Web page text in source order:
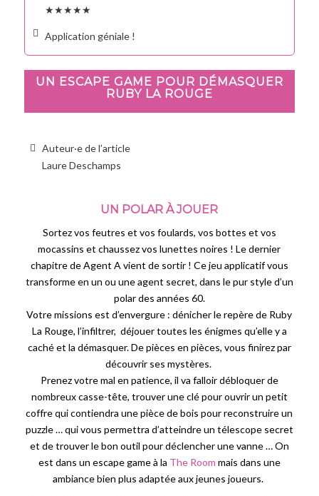
★★★★★
Application géniale !
UN ESCAPE GAME POUR DÉMASQUER
RUBY LA ROUGE
Auteur·e de l’article
Laure Deschamps
UN POLAR À JOUER
Sortez vos feutres et vos foulards, vos bottes et vos
mocassins et chaussez vos lunettes noires ! Le dernier
chapitre de Agent A vient de sortir ! Ce jeu applicatif vous
transforme en un ou une agent secret, dans le pur style d’un
polar des années 60.
Votre missions est d’envergure : dénicher le repère de Ruby
La Rouge, l’infiltrer, déjouer toutes les énigmes qu’elle y a
caché et la démasquer. De pièces en pièces, vous finirez par
découvrir ses mystères.
Prenez votre mal en patience, il va falloir débloquer de
nombreux casse-tête, trouver une clé pour ouvrir un petit
coffre qui contiendra une pièce de bois pour reconstruire un
puzzle … qui vous permettra d’atteindre un télescope secret
et de trouver le bon outil pour déclencher une vanne … On
est dans un escape game à la The Room mais dans une
ambiance bien plus adaptée aux jeunes joueurs.